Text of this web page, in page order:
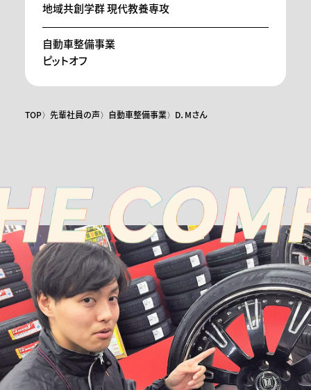
地域共創学群 現代教養専攻
自動車整備事業
ピットオフ
TOP 先輩社員の声 自動車整備事業 D．Mさん